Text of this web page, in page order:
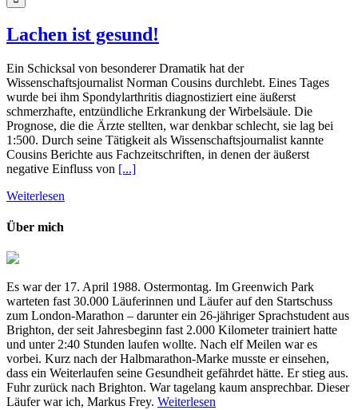
Lachen ist gesund!
Ein Schicksal von besonderer Dramatik hat der
Wissenschaftsjournalist Norman Cousins durchlebt. Eines Tages
wurde bei ihm Spondylarthritis diagnostiziert eine äußerst
schmerzhafte, entzündliche Erkrankung der Wirbelsäule. Die
Prognose, die die Ärzte stellten, war denkbar schlecht, sie lag bei
1:500. Durch seine Tätigkeit als Wissenschaftsjournalist kannte
Cousins Berichte aus Fachzeitschriften, in denen der äußerst
negative Einfluss von [...]
Weiterlesen
Über mich
Es war der 17. April 1988. Ostermontag. Im Greenwich Park
warteten fast 30.000 Läuferinnen und Läufer auf den Startschuss
zum London-Marathon – darunter ein 26-jähriger Sprachstudent aus
Brighton, der seit Jahresbeginn fast 2.000 Kilometer trainiert hatte
und unter 2:40 Stunden laufen wollte. Nach elf Meilen war es
vorbei. Kurz nach der Halbmarathon-Marke musste er einsehen,
dass ein Weiterlaufen seine Gesundheit gefährdet hätte. Er stieg aus.
Fuhr zurück nach Brighton. War tagelang kaum ansprechbar. Dieser
Läufer war ich, Markus Frey. Weiterlesen